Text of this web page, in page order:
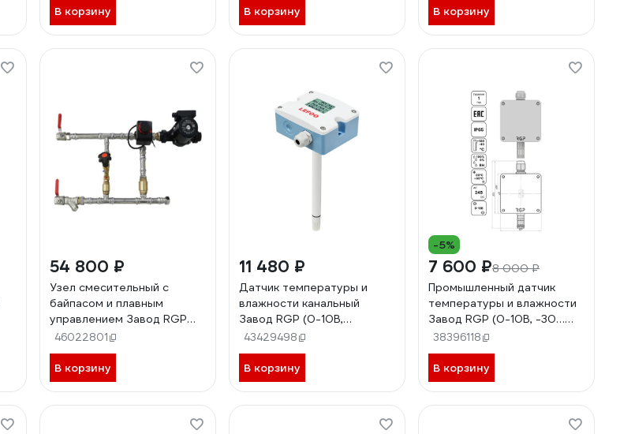
В корзину В корзину В корзину
54 800 ₽
Узел смесительный с
байпасом и плавным
управлением Завод RGP
СУБ 20-40-1.6-24
46022801
В корзину
11 480 ₽
Датчик температуры и
влажности канальный
Завод RGP (0-10В,
-30...+40) LFH10R2-
3V10V1080-2
43429498
В корзину
-5%
7 600 ₽8 000 ₽
Промышленный датчик
температуры и влажности
Завод RGP (0-10В, -30…
+40) THS-03
38396118
В корзину